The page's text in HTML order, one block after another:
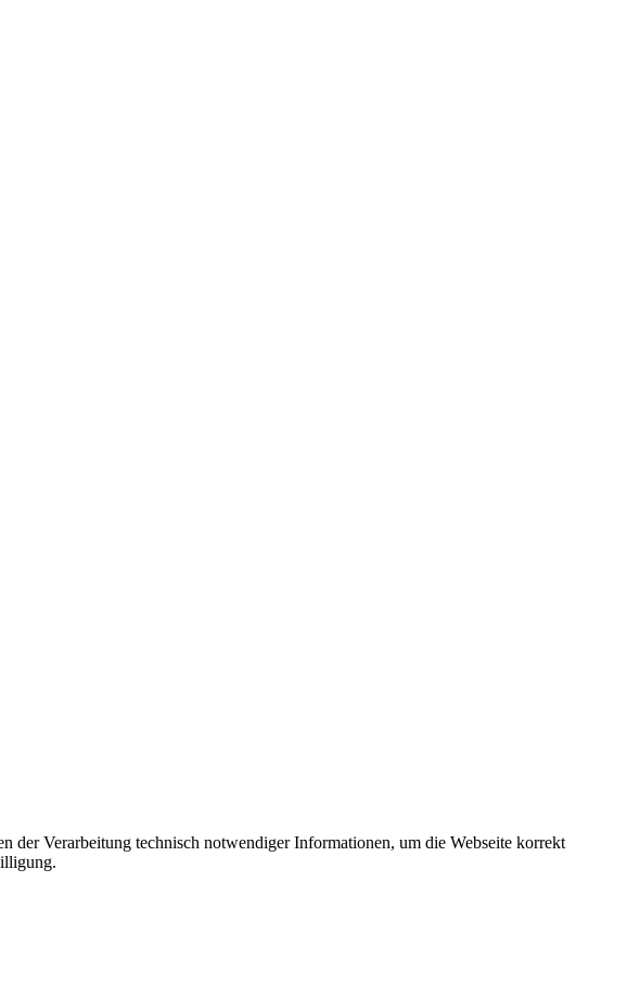
der Verarbeitung technisch notwendiger Informationen, um die Webseite korrekt